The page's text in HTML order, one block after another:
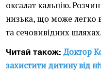
оксалат кальцію.
низька, що може легко
та сечовивідних шляхах.
Читай також:Доктор
захистити дитину від